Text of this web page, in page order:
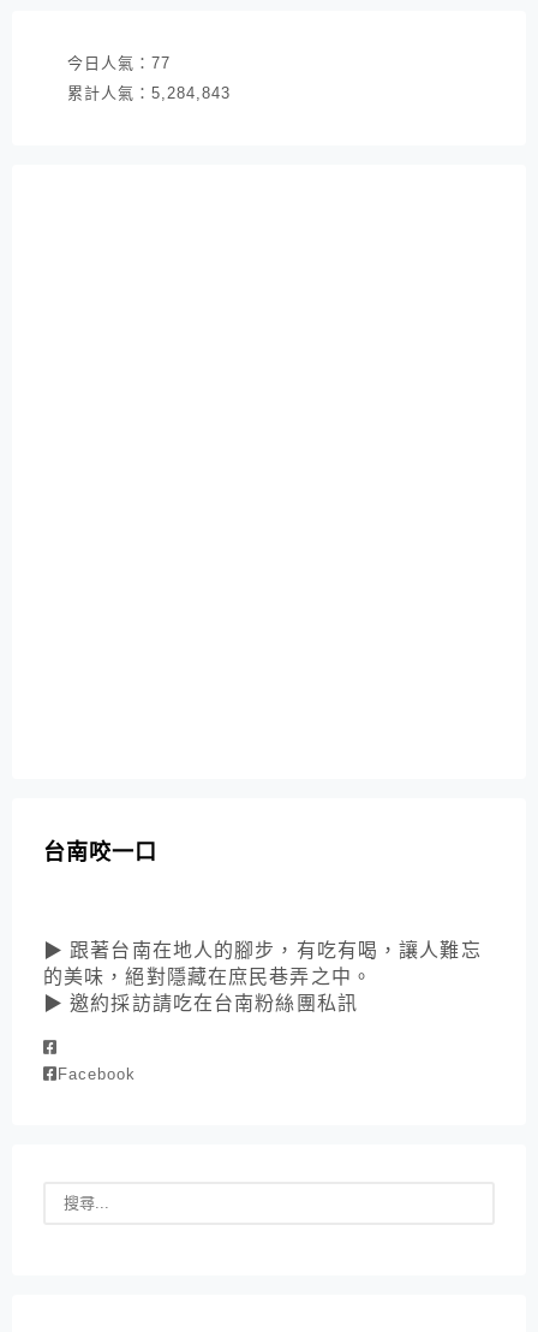
今日人氣： 77
累計人氣： 5,284,843
台南咬一口
▶ 跟著台南在地人的腳步，有吃有喝，讓人難忘
的美味，絕對隱藏在庶民巷弄之中。
▶ 邀約採訪請吃在台南粉絲團私訊
Facebook